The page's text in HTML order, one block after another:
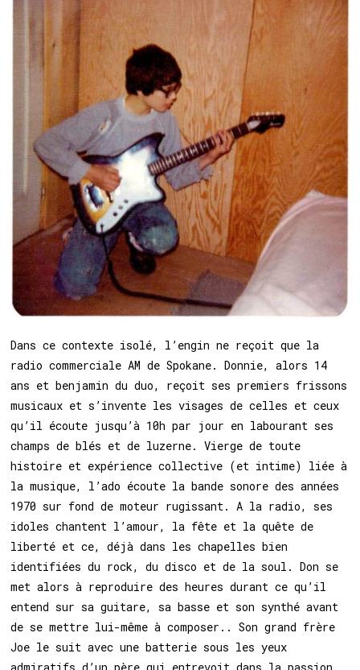
Dans ce contexte isolé, l’engin ne reçoit que la
radio commerciale AM de Spokane. Donnie, alors 14
ans et benjamin du duo, reçoit ses premiers frissons
musicaux et s’invente les visages de celles et ceux
qu’il écoute jusqu’à 10h par jour en labourant ses
champs de blés et de luzerne. Vierge de toute
histoire et expériencecollective (et intime) liée à
la musique, l’ado écoute la bande sonore des années
1970 sur fond de moteur rugissant. A la radio, ses
idoles chantent l’amour, la fête et la quête de
liberté et ce, déjà dans les chapelles bien
identifiées du rock, du disco et de la soul. Don se
met alors à reproduire des heures durant ce qu’il
entend sur sa guitare, sa basse et son synthé avant
de se mettre lui-même à composer.. Son grand frère
Joe le suit avec unebatterie sous les yeux